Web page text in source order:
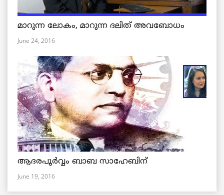
മാറുന്ന ലോകം, മാറുന്ന ദലിത് അവബോധം
June 24, 2016
ആദരപൂര്‍വ്വം ബാബ സാഹേബിന്
June 19, 2016